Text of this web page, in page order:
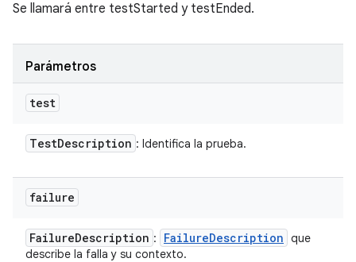
Se llamará entre testStarted y testEnded.
Parámetros
test
TestDescription : Identifica la prueba.
failure
FailureDescription : FailureDescription que
describe la falla y su contexto.